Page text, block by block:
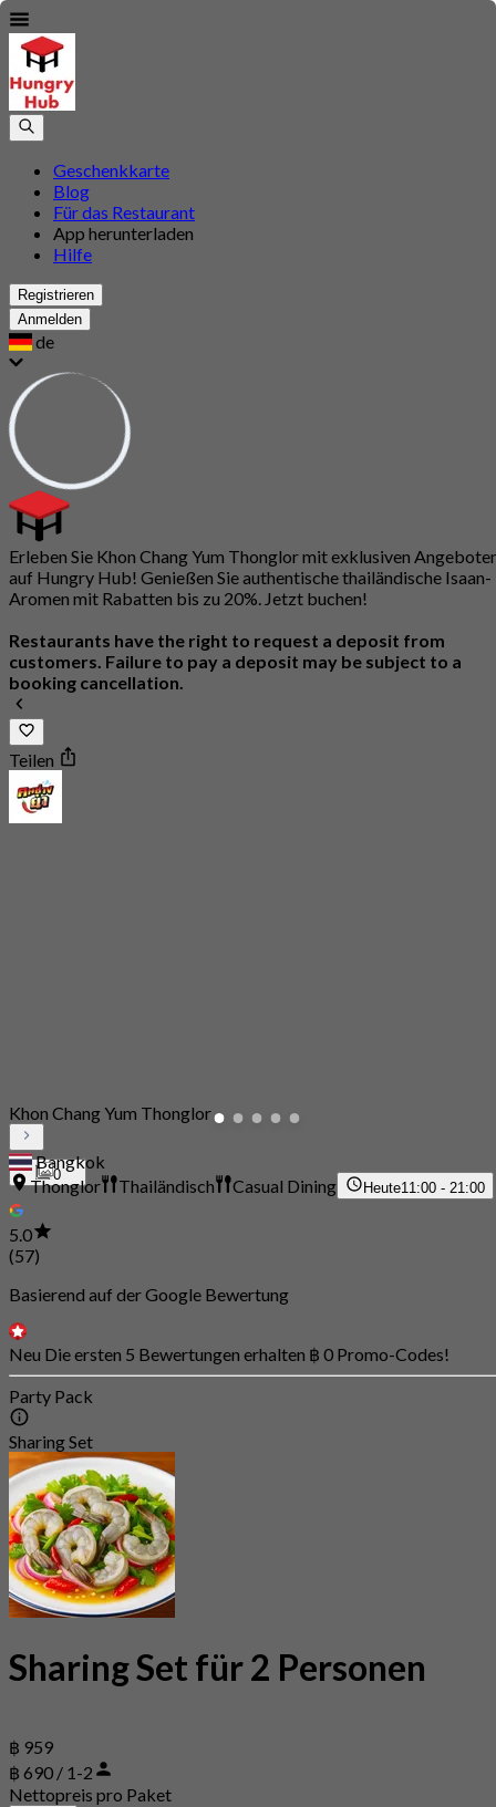
Geschenkkarte
Blog
Für das Restaurant
App herunterladen
Hilfe
Registrieren
Anmelden
de
Erleben Sie Khon Chang Yum Thonglor mit exklusiven
auf Hungry Hub! Genießen Sie authentische thailändische Isaan-
Aromen mit Rabatten bis zu 20%. Jetzt buchen!
Restaurants have the right to request a deposit from
customers. Failure to pay a deposit may be subject to a
booking cancellation.
Teilen
0
Khon Chang Yum Thonglor
Bangkok
Thonglor
Thailändisch Casual Dining Heute11:00 - 21:00
5.0
(57)
Basierend auf der Google Bewertung
Neu Die ersten 5 Bewertungen erhalten ฿ 0 Promo-Codes!
Party Pack
Sharing Set
Sharing Set für 2 Personen
฿ 959
฿ 690 / 1-2
Nettopreis pro Paket